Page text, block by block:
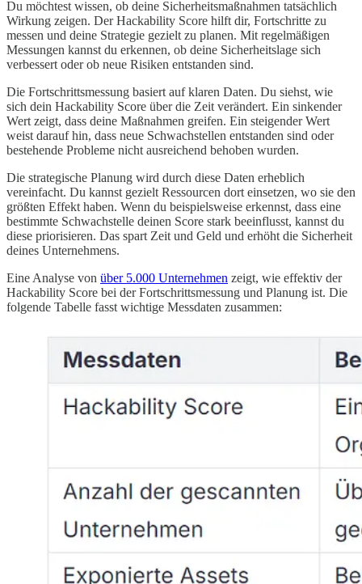
Du möchtest wissen, ob deine Sicherheitsmaßnahmen tatsächlich
Wirkung zeigen. Der Hackability Score hilft dir, Fortschritte zu
messen und deine Strategie gezielt zu planen. Mit regelmäßigen
Messungen kannst du erkennen, ob deine Sicherheitslage sich
verbessert oder ob neue Risiken entstanden sind.
Die Fortschrittsmessung basiert auf klaren Daten. Du siehst, wie
sich dein Hackability Score über die Zeit verändert. Ein sinkender
Wert zeigt, dass deine Maßnahmen greifen. Ein steigender Wert
weist darauf hin, dass neue Schwachstellen entstanden sind oder
bestehende Probleme nicht ausreichend behoben wurden.
Die strategische Planung wird durch diese Daten erheblich
vereinfacht. Du kannst gezielt Ressourcen dort einsetzen, wo sie den
größten Effekt haben. Wenn du beispielsweise erkennst, dass eine
bestimmte Schwachstelle deinen Score stark beeinflusst, kannst du
diese priorisieren. Das spart Zeit und Geld und erhöht die Sicherheit
deines Unternehmens.
Eine Analyse von über 5.000 Unternehmen zeigt, wie effektiv der
Hackability Score bei der Fortschrittsmessung und Planung ist. Die
folgende Tabelle fasst wichtige Messdaten zusammen: